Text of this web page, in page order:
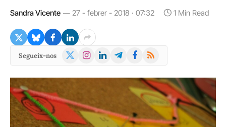
Sandra Vicente 27 - febrer - 2018 · 07:32 1 Min Read
Segueix-nos
X
Instagram
LinkedInTelegramFacebook
RSS